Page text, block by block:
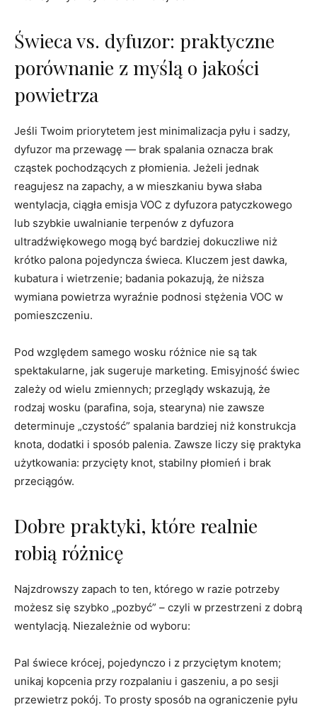
Świeca vs. dyfuzor: praktyczne
porównanie z myślą o jakości
powietrza
Jeśli Twoim priorytetem jest minimalizacja pyłu i sadzy,
dyfuzor ma przewagę — brak spalania oznacza brak
cząstek pochodzących z płomienia. Jeżeli jednak
reagujesz na zapachy, a w mieszkaniu bywa słaba
wentylacja, ciągła emisja VOC z dyfuzora patyczkowego
lub szybkie uwalnianie terpenów z dyfuzora
ultradźwiękowego mogą być bardziej dokuczliwe niż
krótko palona pojedyncza świeca. Kluczem jest dawka,
kubatura i wietrzenie; badania pokazują, że niższa
wymiana powietrza wyraźnie podnosi stężenia VOC w
pomieszczeniu.
Pod względem samego wosku różnice nie są tak
spektakularne, jak sugeruje marketing. Emisyjność świec
zależy od wielu zmiennych; przeglądy wskazują, że
rodzaj wosku (parafina, soja, stearyna) nie zawsze
determinuje „czystość” spalania bardziej niż konstrukcja
knota, dodatki i sposób palenia. Zawsze liczy się praktyka
użytkowania: przycięty knot, stabilny płomień i brak
przeciągów.
Dobre praktyki, które realnie
robią różnicę
Najzdrowszy zapach to ten, którego w razie potrzeby
możesz się szybko „pozbyć” – czyli w przestrzeni z dobrą
wentylacją. Niezależnie od wyboru:
Pal świece krócej, pojedynczo i z przyciętym knotem;
unikaj kopcenia przy rozpalaniu i gaszeniu, a po sesji
przewietrz pokój. To prosty sposób na ograniczenie pyłu